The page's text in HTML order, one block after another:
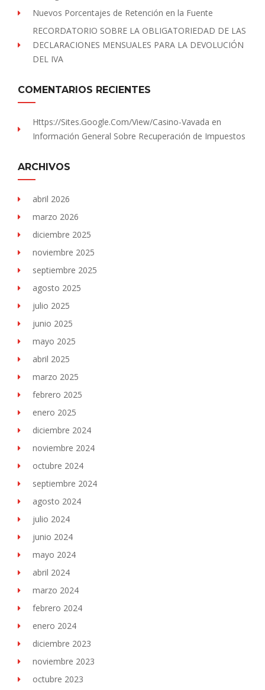
Nuevos Porcentajes de Retención en la Fuente
RECORDATORIO SOBRE LA OBLIGATORIEDAD DE LAS
DECLARACIONES MENSUALES PARA LA DEVOLUCIÓN
DEL IVA
COMENTARIOS RECIENTES
Https://sites.Google.com/view/Casino-Vavada en
Información General Sobre Recuperación de Impuestos
ARCHIVOS
abril 2026
marzo 2026
diciembre 2025
noviembre 2025
septiembre 2025
agosto 2025
julio 2025
junio 2025
mayo 2025
abril 2025
marzo 2025
febrero 2025
enero 2025
diciembre 2024
noviembre 2024
octubre 2024
septiembre 2024
agosto 2024
julio 2024
junio 2024
mayo 2024
abril 2024
marzo 2024
febrero 2024
enero 2024
diciembre 2023
noviembre 2023
octubre 2023